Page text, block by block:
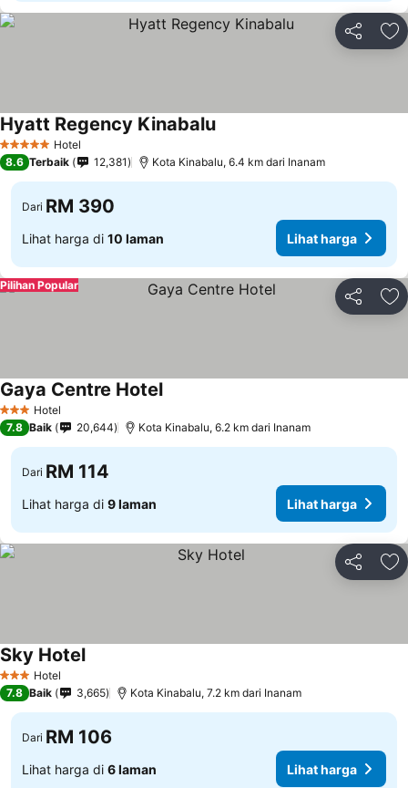
Kongsi
5 Bintang Hotel
Hyatt Regency KinabaluLihat harga
8.6 Terbaik 12,381 Kota Kinabalu, 6.4 km dari Inanam
Dari RM 390
Lihat harga di 10 laman Lihat harga
Kongsi
Pilihan Popular
3 BintangHotel
Gaya Centre HotelLihat harga
7.8 Baik 20,644 Kota Kinabalu, 6.2 km dari Inanam
Dari RM 114
Lihat harga di 9 laman Lihat harga
Kongsi
3 BintangHotel
Sky HotelLihat harga
7.8 Baik 3,665 Kota Kinabalu, 7.2 km dari Inanam
Dari RM 106
Lihat harga di 6 laman Lihat harga